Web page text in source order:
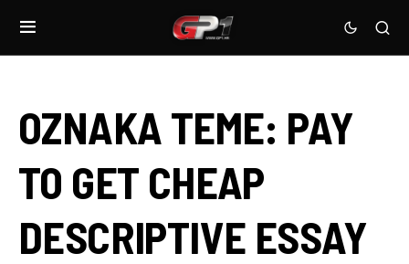
OZNAKA TEME: PAY
TO GET CHEAP
DESCRIPTIVE ESSAY